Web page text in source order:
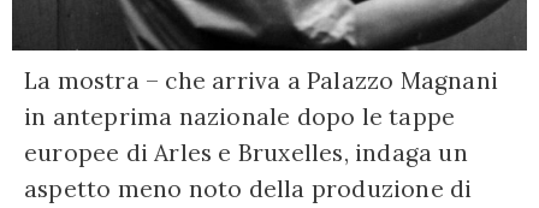
La mostra – che arriva a Palazzo Magnani
in anteprima nazionale dopo le tappe
europee di Arles e Bruxelles, indaga un
aspetto meno noto della produzione di